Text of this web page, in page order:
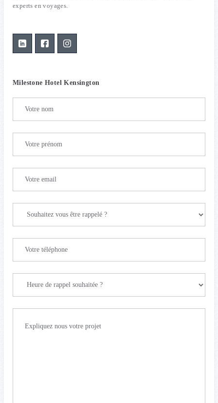
experts en voyages.
Milestone Hotel Kensington